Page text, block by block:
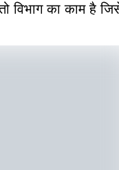
विभाग का काम है